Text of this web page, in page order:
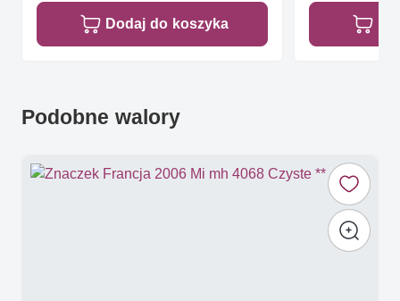
Dodaj do koszyka
Podobne walory